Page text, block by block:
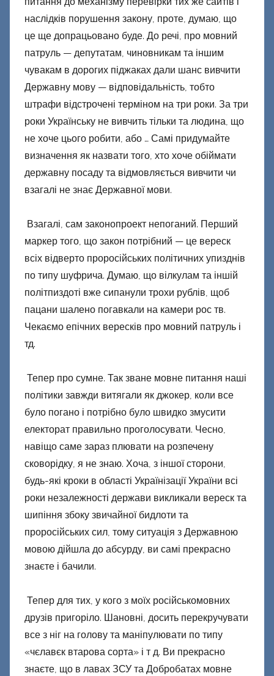
наслідків порушення закону, проте, думаю, що
це ще допрацьовано буде. До речі, про мовний
патруль — депутатам, чиновникам та іншим
чувакам в дорогих піджаках дали шанс вивчити
Державну мову — відповідальність, тобто
штрафи відстрочені терміном на три роки. За три
роки Українську не вивчить тільки та людина, що
не хоче цього робити, або … Самі придумайте
визначення як назвати того, хто хоче обіймати
державну посаду та відмовляється вивчити чи
взагалі не знає Державної мови.
Взагалі, сам законопроект непоганий. Перший
маркер того, що закон потрібний — це вереск
всіх відверто проросійських політичних упизднів
по типу шуфрича. Думаю, що вілкулам та іншій
політпиздоті вже сипанули трохи рублів, щоб
пацани шалено погавкали на камери рос тв.
Чекаємо епічних вересків про мовний патруль і
тд.
Тепер про сумне. Так зване мовне питання наші
політики завжди витягали як джокер, коли все
було погано і потрібно було швидко змусити
електорат правильно проголосувати. Чесно,
навіщо саме зараз плювати на розпечену
сковорідку, я не знаю. Хоча, з іншої сторони,
будь-які кроки в області Українізації України всі
роки незалежності держави викликали вереск та
шипіння збоку звичайної бидлоти та
проросійських сил, тому ситуація з Державною
мовою дійшла до абсурду, ви самі прекрасно
знаєте і бачили.
Тепер для тих, у кого з моїх російськомовних
друзів пригоріло. Шановні, досить перекручувати
все з ніг на голову та маніпулювати по типу
«чєлавєк втарова сорта» і т д. Ви прекрасно
знаєте, що в лавах ЗСУ та Добробатах мовне